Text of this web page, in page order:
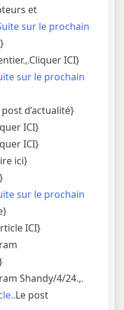
et
sur le prochain
.Cliquer ICI}
sur le prochain
post d’actualité}
ICI}
ICI}
ici}
sur le prochain
ICI}
Shandy/4/24.,.
Le post